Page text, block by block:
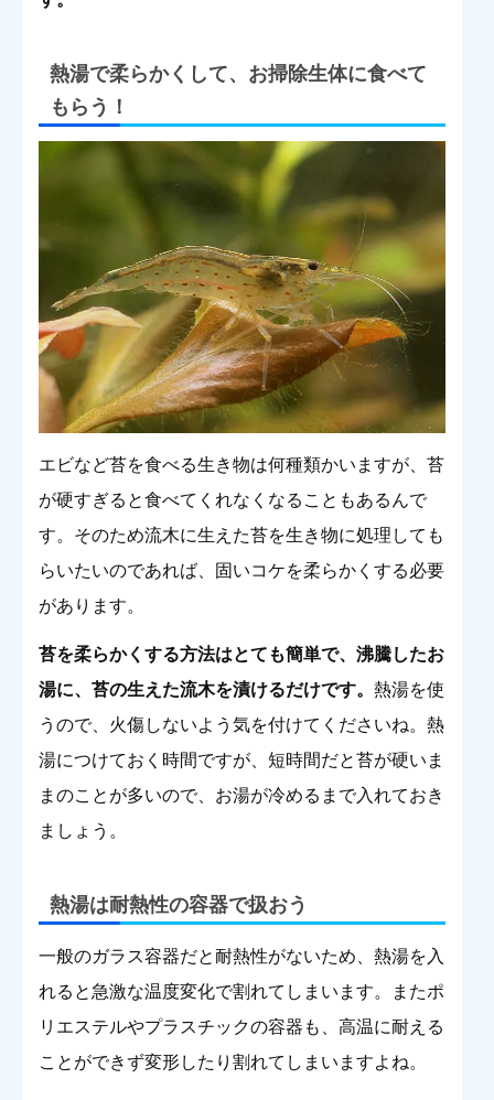
熱湯で柔らかくして、お掃除生体に食べて
もらう！
エビなど苔を食べる生き物は何種類かいますが、苔
が硬すぎると食べてくれなくなることもあるんで
す。そのため流木に生えた苔を生き物に処理しても
らいたいのであれば、固いコケを柔らかくする必要
があります。
苔を柔らかくする方法はとても簡単で、沸騰したお
湯に、苔の生えた流木を漬けるだけです。 熱湯を使
うので、火傷しないよう気を付けてくださいね。熱
湯につけておく時間ですが、短時間だと苔が硬いま
まのことが多いので、お湯が冷めるまで入れておき
ましょう。
熱湯は耐熱性の容器で扱おう
一般のガラス容器だと耐熱性がないため、熱湯を入
れると急激な温度変化で割れてしまいます。またポ
リエステルやプラスチックの容器も、高温に耐える
ことができず変形したり割れてしまいますよね。